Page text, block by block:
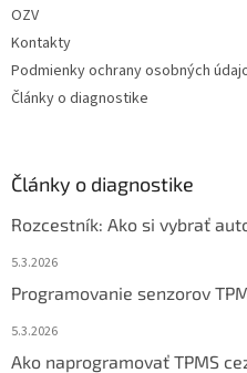
OZV
Kontakty
Podmienky ochrany osobných
Články o diagnostike
Články o diagnostike
Rozcestník: Ako si vybrať
5.3.2026
Programovanie senzorov
5.3.2026
Ako naprogramovať TPMS